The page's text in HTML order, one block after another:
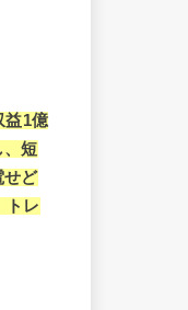
益1億
、短
せど
トレ